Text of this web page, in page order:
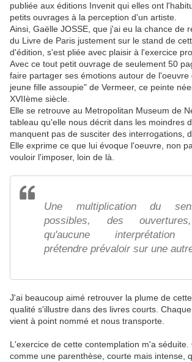
publiée aux éditions Invenit qui elles ont
petits ouvrages à la perception d'un artiste.
Ainsi, Gaëlle JOSSE, que j'ai eu la chance de
du Livre de Paris justement sur le stand de
d'édition, s'est pliée avec plaisir à l'exercice
Avec ce tout petit ouvrage de seulement 50
faire partager ses émotions autour de l'oeuvre
jeune fille assoupie" de Vermeer, ce peinte
XVIIème siècle.
Elle se retrouve au Metropolitan Museum de
tableau qu'elle nous décrit dans les moindres
manquent pas de susciter des interrogations,
Elle exprime ce que lui évoque l'oeuvre, non
vouloir l'imposer, loin de là.
Une multiplication du
possibles, des
qu'aucune interprétation
prétendre prévaloir sur une
J'ai beaucoup aimé retrouver la plume de
qualité s'illustre dans des livres courts.
vient à point nommé et nous transporte.
L'exercice de cette contemplation m'a séduite.
comme une parenthèse, courte mais intense,